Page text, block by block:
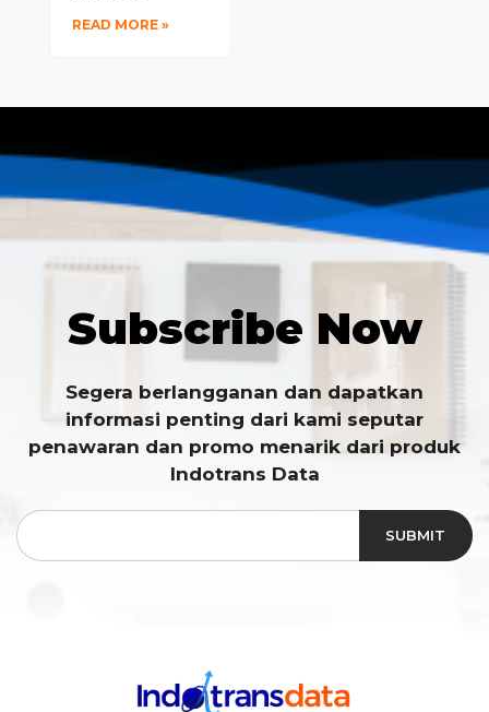
READ MORE »
Subscribe Now
Segera berlangganan dan dapatkan
informasi penting dari kami seputar
penawaran dan promo menarik dari produk
Indotrans Data
SUBMIT